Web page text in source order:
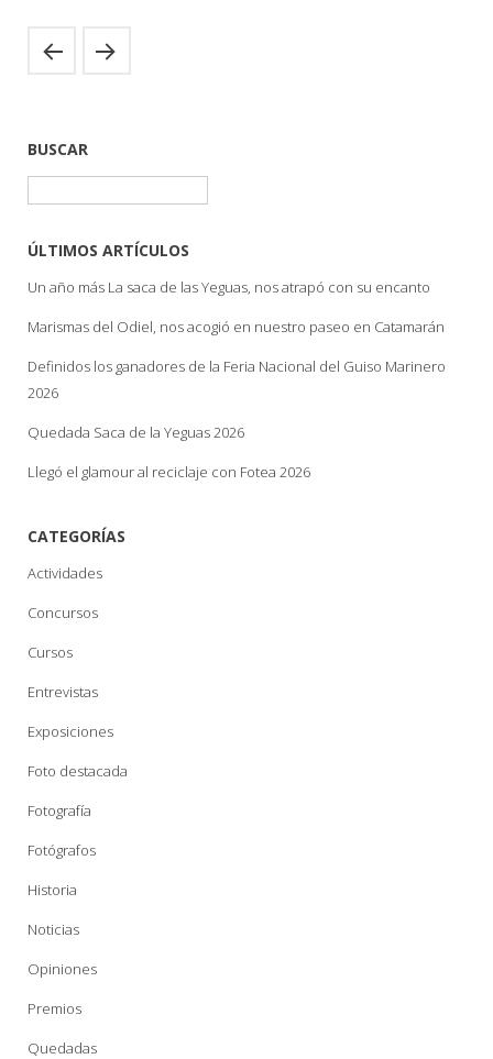
BUSCAR
ÚLTIMOS ARTÍCULOS
Un año más La saca de las Yeguas, nos atrapó con su encanto
Marismas del Odiel, nos acogió en nuestro paseo en Catamarán
Definidos los ganadores de la Feria Nacional del Guiso Marinero
2026
Quedada Saca de la Yeguas 2026
Llegó el glamour al reciclaje con Fotea 2026
CATEGORÍAS
Actividades
Concursos
Cursos
Entrevistas
Exposiciones
Foto destacada
Fotografía
Fotógrafos
Historia
Noticias
Opiniones
Premios
Quedadas